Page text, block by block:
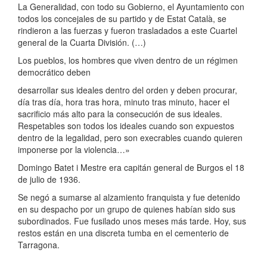
La Generalidad, con todo su Gobierno, el Ayuntamiento con
todos los concejales de su partido y de Estat Català, se
rindieron a las fuerzas y fueron trasladados a este Cuartel
general de la Cuarta División. (…)
Los pueblos, los hombres que viven dentro de un régimen
democrático deben
desarrollar sus ideales dentro del orden y deben procurar,
día tras día, hora tras hora, minuto tras minuto, hacer el
sacrificio más alto para la consecución de sus ideales.
Respetables son todos los ideales cuando son expuestos
dentro de la legalidad, pero son execrables cuando quieren
imponerse por la violencia…»
Domingo Batet i Mestre era capitán general de Burgos el 18
de julio de 1936.
Se negó a sumarse al alzamiento franquista y fue detenido
en su despacho por un grupo de quienes habían sido sus
subordinados. Fue fusilado unos meses más tarde. Hoy, sus
restos están en una discreta tumba en el cementerio de
Tarragona.